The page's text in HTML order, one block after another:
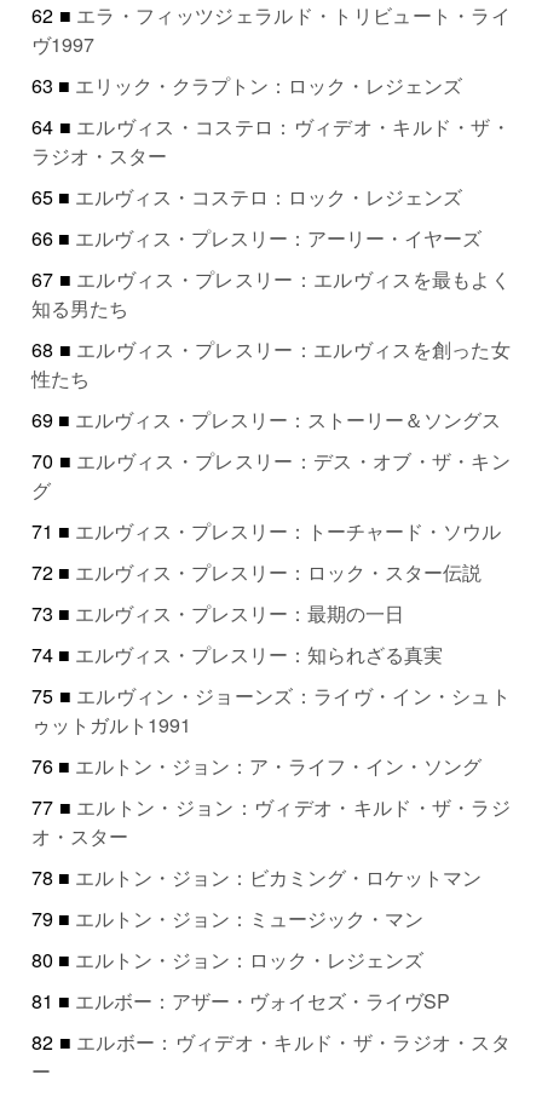
62 ■ エラ・フィッツジェラルド・トリビュート・ライ
ヴ1997
63 ■ エリック・クラプトン：ロック・レジェンズ
64 ■ エルヴィス・コステロ：ヴィデオ・キルド・ザ・
ラジオ・スター
65 ■ エルヴィス・コステロ：ロック・レジェンズ
66 ■ エルヴィス・プレスリー：アーリー・イヤーズ
67 ■ エルヴィス・プレスリー：エルヴィスを最もよく
知る男たち
68 ■ エルヴィス・プレスリー：エルヴィスを創った女
性たち
69 ■ エルヴィス・プレスリー：ストーリー＆ソングス
70 ■ エルヴィス・プレスリー：デス・オブ・ザ・キン
グ
71 ■ エルヴィス・プレスリー：トーチャード・ソウル
72 ■ エルヴィス・プレスリー：ロック・スター伝説
73 ■ エルヴィス・プレスリー：最期の一日
74 ■ エルヴィス・プレスリー：知られざる真実
75 ■ エルヴィン・ジョーンズ：ライヴ・イン・シュト
ゥットガルト1991
76 ■ エルトン・ジョン：ア・ライフ・イン・ソング
77 ■ エルトン・ジョン：ヴィデオ・キルド・ザ・ラジ
オ・スター
78 ■ エルトン・ジョン：ビカミング・ロケットマン
79 ■ エルトン・ジョン：ミュージック・マン
80 ■ エルトン・ジョン：ロック・レジェンズ
81 ■ エルボー：アザー・ヴォイセズ・ライヴSP
82 ■ エルボー：ヴィデオ・キルド・ザ・ラジオ・スタ
ー